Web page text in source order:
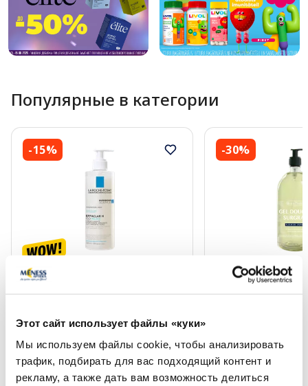
Этот сайт использует файлы «куки»
Мы используем файлы cookie, чтобы анализировать
трафик, подбирать для вас подходящий контент и
рекламу, а также дать вам возможность делиться
Популярные в категории
-15%
LA ROCHE-POSAY Effaclar H Iso-
В корзину
-30%
BEAUTERRA Fleur
для душа, 1000 мл